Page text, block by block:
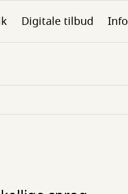
Digitale tilbud Info